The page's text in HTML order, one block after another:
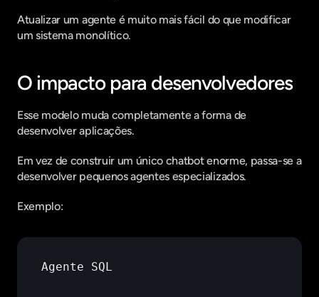
Atualizar um agente é muito mais fácil do que modificar
um sistema monolítico.
O impacto para desenvolvedores
Esse modelo muda completamente a forma de
desenvolver aplicações.
Em vez de construir um único chatbot enorme, passa-se a
desenvolver pequenos agentes especializados.
Exemplo:
Agente SQL